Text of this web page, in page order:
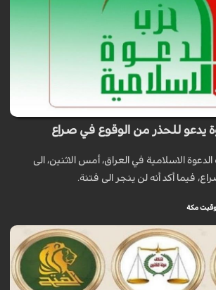
يدعو للحذر من الوقوع في صراع
الدعوة الاسلامية في العراق، أمس الاثنين، الى
فيما أكد أنه لن ينجر الى فتنة.